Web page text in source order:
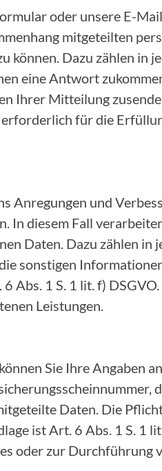
oder unsere E-
mitgeteilten
Dazu zählen in
eine Antwort
Ihrer Mitteilung
für die
Anregungen und
In diesem Fall
Daten. Dazu zählen in
sonstigen
Abs. 1 S. 1 lit. f)
Leistungen.
Sie Ihre Angaben
Daten. Die
ist Art. 6 Abs. 1 S. 1
oder zur Durchführung